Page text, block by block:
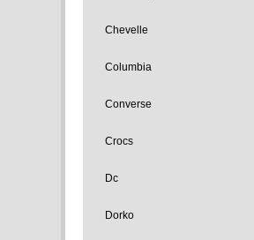
Chevelle
Columbia
Converse
Crocs
Dc
Dorko